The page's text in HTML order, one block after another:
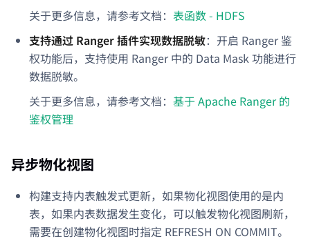
关于更多信息，请参考文档： 表函数 - HDFS
支持通过 Ranger 插件实现数据脱敏：开启 Ranger 鉴
权功能后，支持使用 Ranger 中的 Data Mask 功能进行
数据脱敏。
关于更多信息，请参考文档： 基于 Apache Ranger 的
鉴权管理
异步物化视图
构建支持内表触发式更新，如果物化视图使用的是内
表，如果内表数据发生变化，可以触发物化视图刷新，
需要在创建物化视图时指定 REFRESH ON COMMIT。